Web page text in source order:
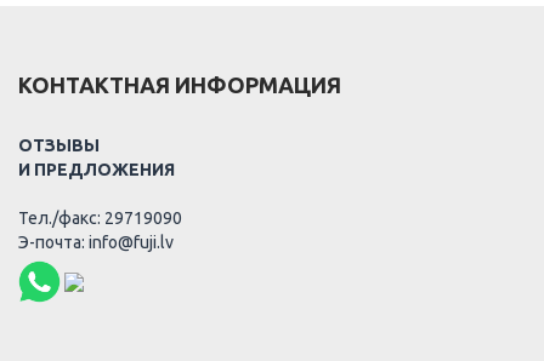
КОНТАКТНАЯ ИНФОРМАЦИЯ
ОТЗЫВЫ
И ПРЕДЛОЖЕНИЯ
Тел./факс: 29719090
Э-почта: info@fuji.lv